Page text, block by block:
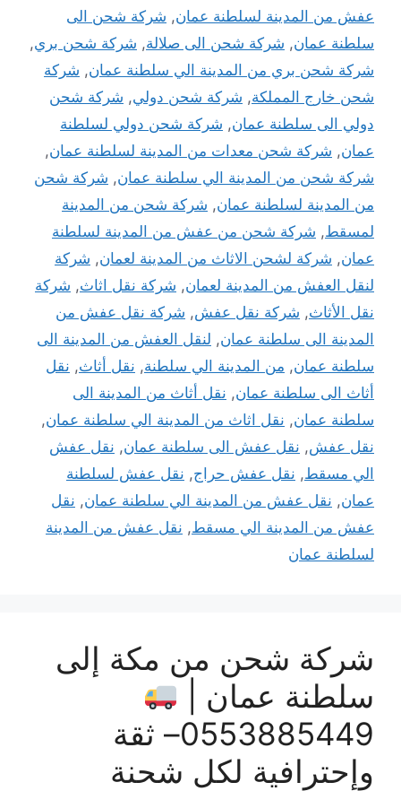
عفش من المدينة لسلطنة عمان, شركة شحن الى
سلطنة عمان, شركة شحن الى صلالة, شركة شحن بري,
شركة شحن بري من المدينة الي سلطنة عمان, شركة
شحن خارج المملكة, شركة شحن دولي, شركة شحن
دولي الى سلطنة عمان, شركة شحن دولي لسلطنة
عمان, شركة شحن معدات من المدينة لسلطنة عمان,
شركة شحن من المدينة الي سلطنة عمان, شركة شحن
من المدينة لسلطنة عمان, شركة شحن من المدينة
لمسقط, شركة شحن من عفش من المدينة لسلطنة
عمان, شركة لشحن الاثاث من المدينة لعمان, شركة
لنقل العفش من المدينة لعمان, شركة نقل اثاث, شركة
نقل الأثاث, شركة نقل عفش, شركة نقل عفش من
المدينة الى سلطنة عمان, لنقل العفش من المدينة الى
سلطنة عمان, من المدينة الي سلطنة, نقل أثاث, نقل
أثاث الى سلطنة عمان, نقل أثاث من المدينة الى
سلطنة عمان, نقل اثاث من المدينة الي سلطنة عمان,
نقل عفش, نقل عفش الى سلطنة عمان, نقل عفش
الي مسقط, نقل عفش حراج, نقل عفش لسلطنة
عمان, نقل عفش من المدينة الي سلطنة عمان, نقل
عفش من المدينة الي مسقط, نقل عفش من المدينة
لسلطنة عمان
شركة شحن من مكة إلى
سلطنة عمان |
0553885449– ثقة
وإحترافية لكل شحنة